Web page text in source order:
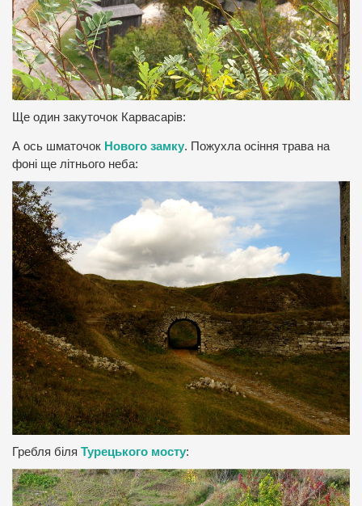
Ще один закуточок Карвасарів:
А ось шматочок Нового замку. Пожухла осіння трава на
фоні ще літнього неба:
Гребля біля Турецького мосту: